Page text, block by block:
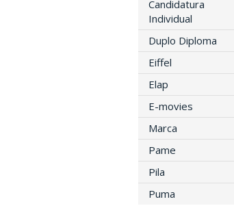
Candidatura
Individual
Duplo Diploma
Eiffel
Elap
E-movies
Marca
Pame
Pila
Puma